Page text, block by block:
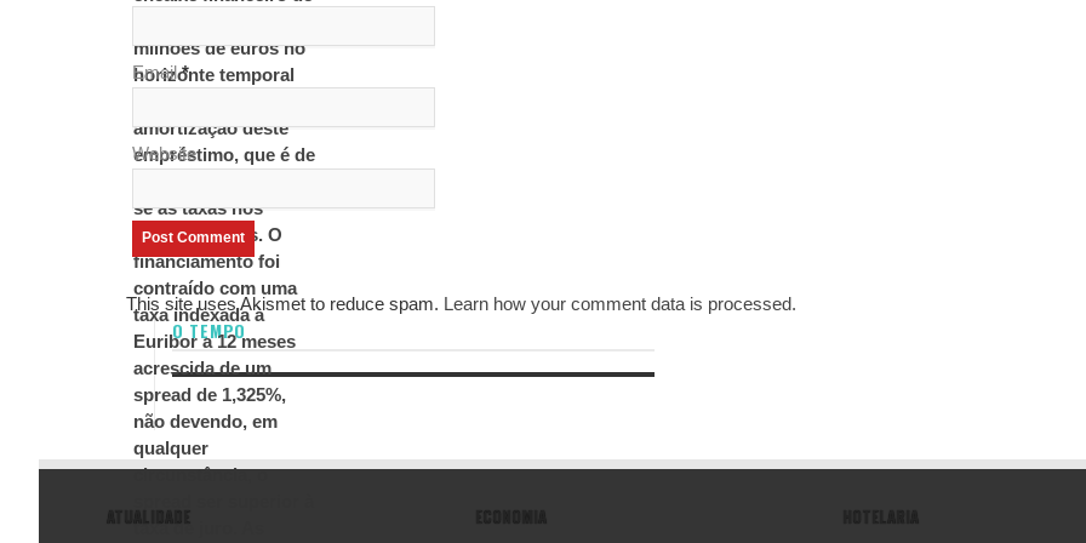
Email *
Website
This site uses Akismet to reduce spam. Learn how your comment data is processed.
O TEMPO
ATUALIDADE ECONOMIA HOTELARIA